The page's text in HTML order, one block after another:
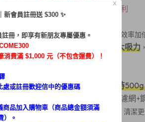
無線設計 讓生活更輕鬆便利
．DC無刷馬達 、吸力強勁效率加
12000PA大吸力
． 2200mAh高效能鋰電池
．不受電線限制， 輕量手持500g
HEPA濾網+
．環保免秏材、透黑 塵杯、清潔
X
新會員註冊送 $300 ✨
冊，即享有新朋友專屬優惠。
消費滿 $1,000 元（不包含運費）！
處或註冊歡迎信中的優惠碼
商品加入購物車（商品總金額須滿
）。